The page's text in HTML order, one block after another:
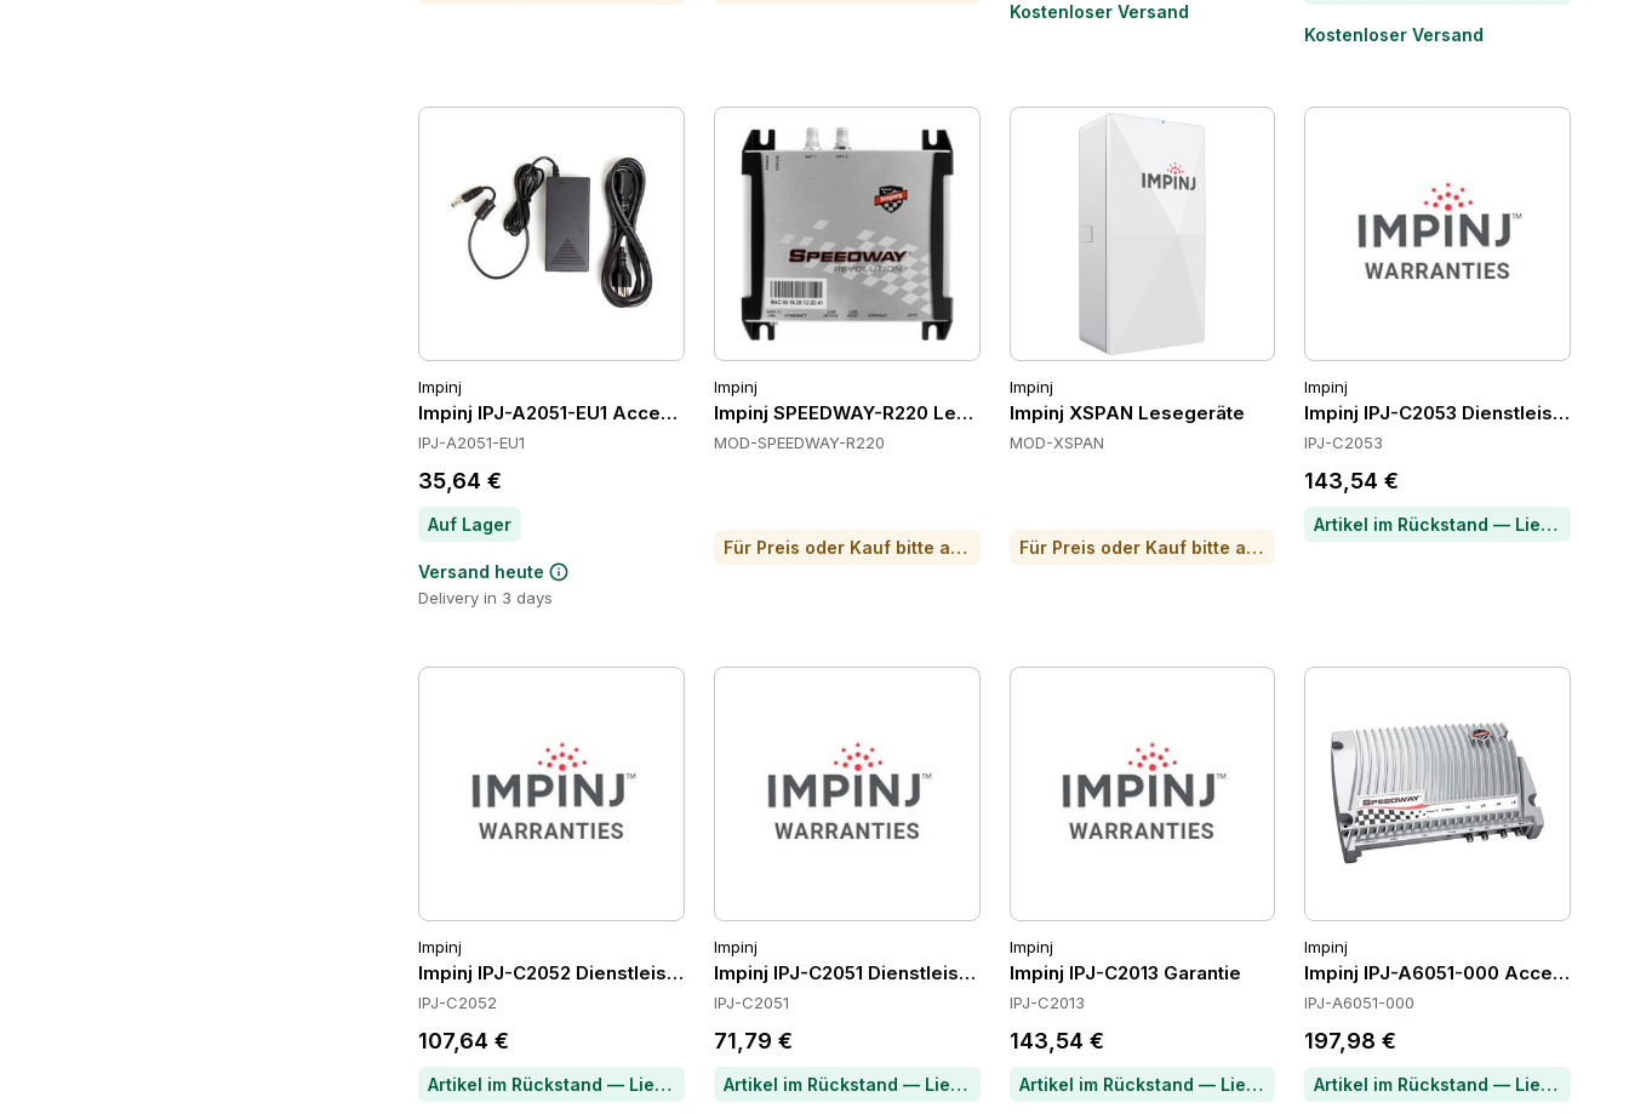
Kostenloser Versand
Kostenloser Versand
Impinj
Impinj IPJ-A2051-EU1 Accessories
IPJ-A2051-EU1
35,64 €
Auf Lager
Versand heute
Delivery in 3 days
Impinj
Impinj SPEEDWAY-R220 Lesegeräte
MOD-SPEEDWAY-R220
Für Preis oder Kauf bitte anrufen
Impinj
Impinj XSPAN Lesegeräte
MOD-XSPAN
Für Preis oder Kauf bitte anrufen
Impinj
Impinj IPJ-C2053 Dienstleistungen
IPJ-C2053
143,54 €
Artikel im Rückstand — Lieferzeit per Chat erfragen
Impinj
Impinj IPJ-C2052 Dienstleistungen
IPJ-C2052
107,64 €
Artikel im Rückstand — Lieferzeit per Chat erfragen
Impinj
Impinj IPJ-C2051 Dienstleistungen
IPJ-C2051
71,79 €
Artikel im Rückstand — Lieferzeit per Chat erfragen
Impinj
Impinj IPJ-C2013 Garantie
IPJ-C2013
143,54 €
Artikel im Rückstand — Lieferzeit per Chat erfragen
Impinj
Impinj IPJ-A6051-000 Accessories
IPJ-A6051-000
197,98 €
Artikel im Rückstand — Lieferzeit per Chat erfragen